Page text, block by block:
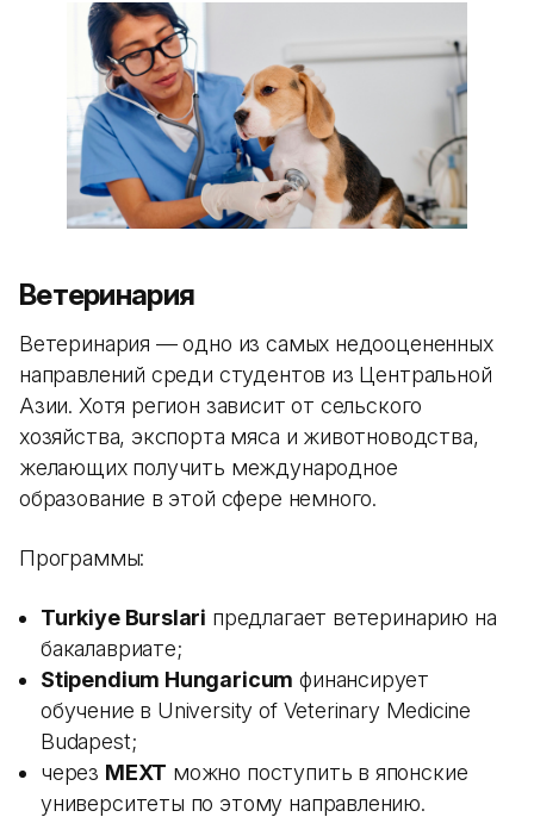
Ветеринария
Ветеринария — одно из самых недооцененных
направлений среди студентов из Центральной
Азии. Хотя регион зависит от сельского
хозяйства, экспорта мяса и животноводства,
желающих получить международное
образование в этой сфере немного.
Программы:
Turkiye Burslari предлагает ветеринарию на
бакалавриате;
Stipendium Hungaricum финансирует
обучение в University of Veterinary Medicine
Budapest;
через MEXT можно поступить в японские
университеты по этому направлению.